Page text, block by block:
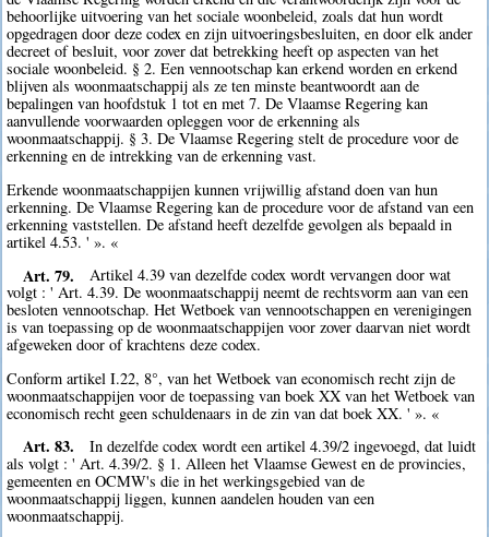
behoorlijke uitvoering van het sociale woonbeleid, zoals dat hun wordt
opgedragen door deze codex en zijn uitvoeringsbesluiten, en door elk ander
decreet of besluit, voor zover dat betrekking heeft op aspecten van het
sociale woonbeleid. § 2. Een vennootschap kan erkend worden en erkend
blijven als woonmaatschappij als ze ten minste beantwoordt aan de
bepalingen van hoofdstuk 1 tot en met 7. De Vlaamse Regering kan
aanvullende voorwaarden opleggen voor de erkenning als
woonmaatschappij. § 3. De Vlaamse Regering stelt de procedure voor de
erkenning en de intrekking van de erkenning vast.
Erkende woonmaatschappijen kunnen vrijwillig afstand doen van hun
erkenning. De Vlaamse Regering kan de procedure voor de afstand van een
erkenning vaststellen. De afstand heeft dezelfde gevolgen als bepaald in
artikel 4.53. ' ». «
Art. 79.
Artikel 4.39 van dezelfde codex wordt vervangen door wat
volgt : ' Art. 4.39. De woonmaatschappij neemt de rechtsvorm aan van een
besloten vennootschap. Het Wetboek van vennootschappen en verenigingen
is van toepassing op de woonmaatschappijen voor zover daarvan niet wordt
afgeweken door of krachtens deze codex.
Conform artikel I.22, 8°, van het Wetboek van economisch recht zijn de
woonmaatschappijen voor de toepassing van boek XX van het Wetboek van
economisch recht geen schuldenaars in de zin van dat boek XX. ' ». «
Art. 83.
In dezelfde codex wordt een artikel 4.39/2 ingevoegd, dat luidt
als volgt : ' Art. 4.39/2. § 1. Alleen het Vlaamse Gewest en de provincies,
gemeenten en OCMW's die in het werkingsgebied van de
woonmaatschappij liggen, kunnen aandelen houden van een
woonmaatschappij.